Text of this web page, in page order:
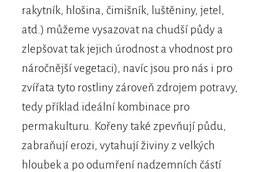
rakytník, hlošina, čimišník, luštěniny, jetel,
atd.) můžeme vysazovat na chudší půdy a
zlepšovat tak jejich úrodnost a vhodnost pro
náročnější vegetaci), navíc jsou pro nás i pro
zvířata tyto rostliny zároveň zdrojem potravy,
tedy příklad ideální kombinace pro
permakulturu. Kořeny také zpevňují půdu,
zabraňují erozi, vytahují živiny z velkých
hloubek a po odumření nadzemních částí